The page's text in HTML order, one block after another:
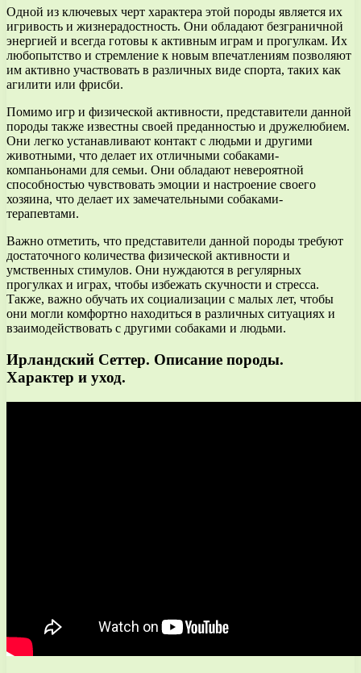
Одной из ключевых черт характера этой породы является их
игривость и жизнерадостность. Они обладают безграничной
энергией и всегда готовы к активным играм и прогулкам. Их
любопытство и стремление к новым впечатлениям позволяют
им активно участвовать в различных виде спорта, таких как
агилити или фрисби.
Помимо игр и физической активности, представители данной
породы также известны своей преданностью и дружелюбием.
Они легко устанавливают контакт с людьми и другими
животными, что делает их отличными собаками-
компаньонами для семьи. Они обладают невероятной
способностью чувствовать эмоции и настроение своего
хозяина, что делает их замечательными собаками-
терапевтами.
Важно отметить, что представители данной породы требуют
достаточного количества физической активности и
умственных стимулов. Они нуждаются в регулярных
прогулках и играх, чтобы избежать скучности и стресса.
Также, важно обучать их социализации с малых лет, чтобы
они могли комфортно находиться в различных ситуациях и
взаимодействовать с другими собаками и людьми.
Ирландский Сеттер. Описание породы.
Характер и уход.